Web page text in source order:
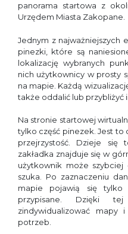
panorama startowa z
Urzędem Miasta Zakopane.
Jednym z najważniejszych
pinezki, które są
lokalizację wybranych
nich użytkownicy w prosty
na mapie. Każdą
także oddalić lub przybliżyć
Na stronie startowej
tylko część pinezek. Jest to
przejrzystość. Dzieje się
zakładka znajduje się w
użytkownik może
szuka. Po zaznaczeniu
mapie pojawią się
przypisane. Dzięki
zindywidualizować mapy
potrzeb.